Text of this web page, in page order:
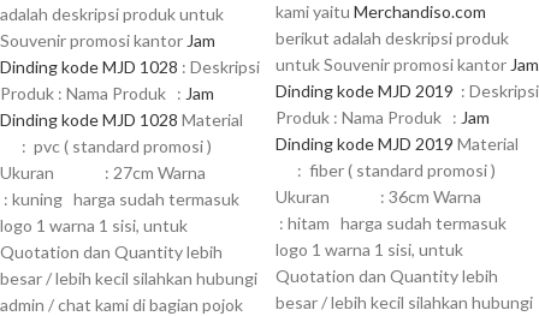
adalah deskripsi produk untuk
Souvenir promosi kantor Jam
Dinding kode MJD 1028 : Deskripsi
Produk : Nama Produk : Jam
Dinding kode MJD 1028 Material
: pvc ( standard promosi )
Ukuran : 27cm Warna
: kuning harga sudah termasuk
logo 1 warna 1 sisi, untuk
Quotation dan Quantity lebih
besar / lebih kecil silahkan hubungi
admin / chat kami di bagian pojok
kami yaitu Merchandiso.com
berikut adalah deskripsi produk
untuk Souvenir promosi kantorJam
Dinding kode MJD 2019 : Deskripsi
Produk : Nama Produk : Jam
Dinding kode MJD 2019 Material
: fiber ( standard promosi )
Ukuran : 36cm Warna
: hitam harga sudah termasuk
logo 1 warna 1 sisi, untuk
Quotation dan Quantity lebih
besar / lebih kecil silahkan hubungi